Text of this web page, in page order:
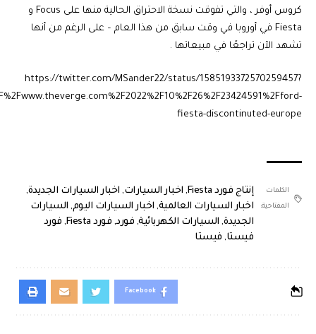
كروس أوفر ، والتي تفوقت نسخة الاحتراق الحالية منها على Focus و
Fiesta في أوروبا في وقت سابق من هذا العام – على الرغم من أنها
تشهد الآن تراجعًا في مبيعاتها .
https://twitter.com/MSander22/status/1585193372570259457?
fiesta-discontinuted-europe
الكلمات
المفتاحية:
إنتاج فورد Fiesta , اخبار السيارات, اخبار السيارات الجديدة,
اخبار السيارات العالمية, اخبار السيارات اليوم, السيارات
الجديدة, السيارات الكهربائية, فورد, فورد Fiesta , فورد
فيستا, فيستا
Facebook